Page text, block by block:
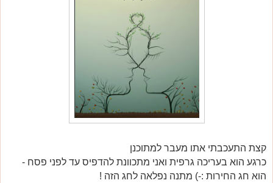
קצת התעכבתי אתו מעבר למתוכנן
כרגע הוא בעריכה גרפית ואני מתכוונת להדפיס עד לפני פסח -
הוא חג החירות :-) מתנה נפלאה לחג הזה !